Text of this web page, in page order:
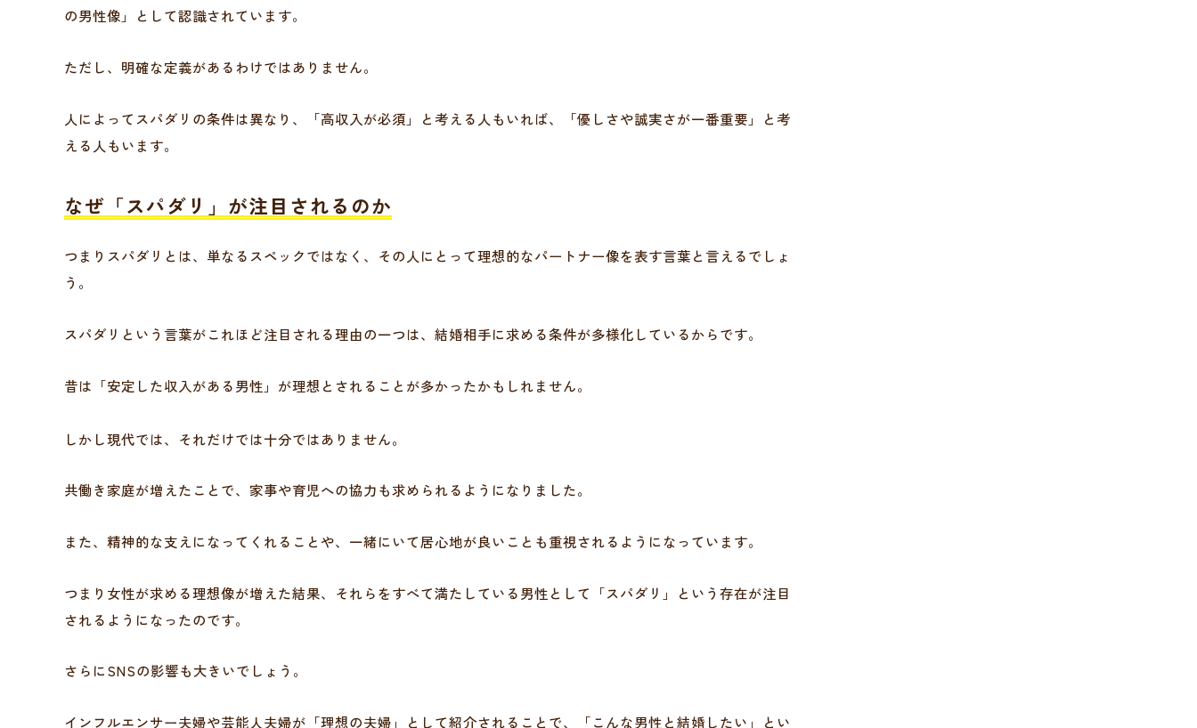
の男性像」として認識されています。
ただし、明確な定義があるわけではありません。
人によってスパダリの条件は異なり、「高収入が必須」と考える人もいれば、「優しさや誠実さが一番重要」と考
える人もいます。
なぜ「スパダリ」が注目されるのか
つまりスパダリとは、単なるスペックではなく、その人にとって理想的なパートナー像を表す言葉と言えるでしょ
う。
スパダリという言葉がこれほど注目される理由の一つは、結婚相手に求める条件が多様化しているからです。
昔は「安定した収入がある男性」が理想とされることが多かったかもしれません。
しかし現代では、それだけでは十分ではありません。
共働き家庭が増えたことで、家事や育児への協力も求められるようになりました。
また、精神的な支えになってくれることや、一緒にいて居心地が良いことも重視されるようになっています。
つまり女性が求める理想像が増えた結果、それらをすべて満たしている男性として「スパダリ」という存在が注目
されるようになったのです。
さらにSNSの影響も大きいでしょう。
インフルエンサー夫婦や芸能人夫婦が「理想の夫婦」として紹介されることで、「こんな男性と結婚したい」とい